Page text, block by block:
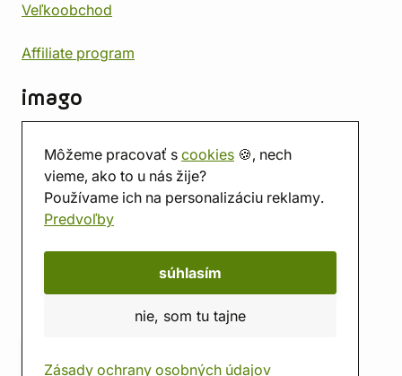
Môžeme pracovať s cookies 🍪, nech
vieme, ako to u nás žije?
Používame ich na personalizáciu reklamy.
Predvoľby
súhlasím
nie, som tu tajne
Zásady ochrany osobných údajov
Veľkoobchod
Affiliate program
imago
Predajňa
Herňa
O nás
Hodnotenie obchodu